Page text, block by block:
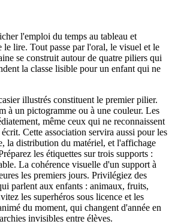
l'emploi du temps au tableau et
le lire. Tout passe par l'oral, le visuel et le
se construit autour de quatre piliers qui
la classe lisible pour un enfant qui ne
illustrés constituent le premier pilier.
à un pictogramme ou à une couleur. Les
même ceux qui ne reconnaissent
Cette association servira aussi pour les
la distribution du matériel, et l'affichage
les étiquettes sur trois supports :
La cohérence visuelle d'un support à
les premiers jours. Privilégiez des
parlent aux enfants : animaux, fruits,
les superhéros sous licence et les
du moment, qui changent d'année en
invisibles entre élèves.